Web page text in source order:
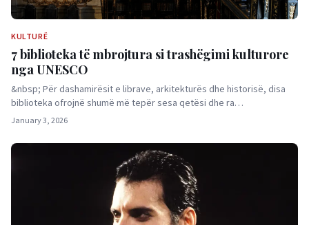
KULTURË
7 biblioteka të mbrojtura si trashëgimi kulturore
nga UNESCO
&nbsp; Për dashamirësit e librave, arkitekturës dhe historisë, disa
biblioteka ofrojnë shumë më tepër sesa qetësi dhe ra…
January 3, 2026